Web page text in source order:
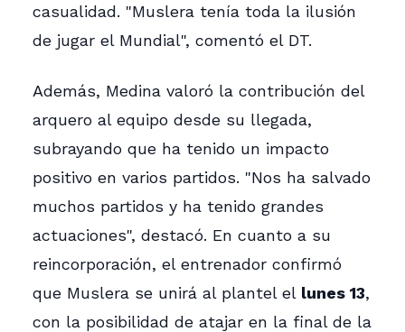
casualidad. "Muslera tenía toda la ilusión
de jugar el Mundial", comentó el DT.
Además, Medina valoró la contribución del
arquero al equipo desde su llegada,
subrayando que ha tenido un impacto
positivo en varios partidos. "Nos ha salvado
muchos partidos y ha tenido grandes
actuaciones", destacó. En cuanto a su
reincorporación, el entrenador confirmó
que Muslera se unirá al plantel el lunes 13,
con la posibilidad de atajar en la final de la